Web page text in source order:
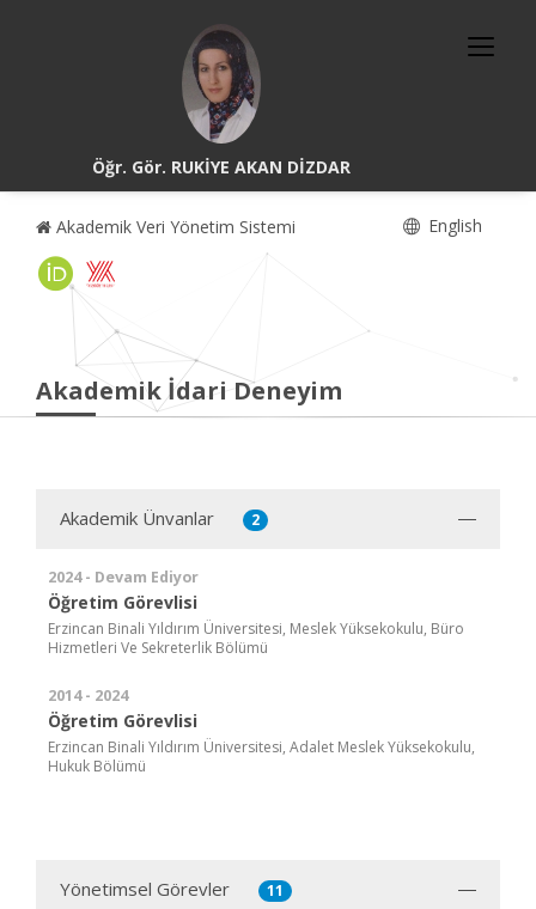
Öğr. Gör. RUKİYE AKAN DİZDAR
Akademik Veri Yönetim Sistemi English
Akademik İdari Deneyim
Akademik Ünvanlar 2
2024 - Devam Ediyor
Öğretim Görevlisi
Erzincan Binali Yıldırım Üniversitesi, Meslek Yüksekokulu, Büro
Hizmetleri Ve Sekreterlik Bölümü
2014 - 2024
Öğretim Görevlisi
Erzincan Binali Yıldırım Üniversitesi, Adalet Meslek Yüksekokulu,
Hukuk Bölümü
Yönetimsel Görevler 11